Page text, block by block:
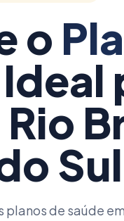
o
Ideal
de saúde